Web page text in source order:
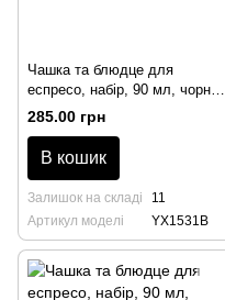
Чашка та блюдце для
еспресо, набір, 90 мл, чорного
кольору
285.00 грн
В кошик
Залишок на складі
11
Артикул моделі
YX1531B